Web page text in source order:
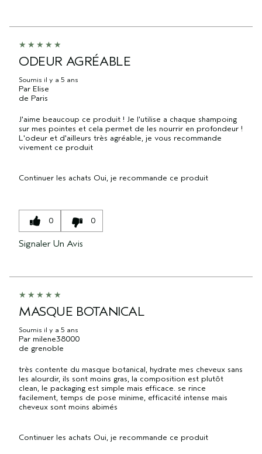
ODEUR AGRÉABLE
Soumis il y a 5 ans
Par Elise
de Paris
J'aime beaucoup ce produit ! Je l'utilise a chaque shampoing
sur mes pointes et cela permet de les nourrir en profondeur !
L'odeur et d'ailleurs très agréable, je vous recommande
vivement ce produit
Continuer les achats Oui, je recommande ce produit
0 0
Signaler Un Avis
MASQUE BOTANICAL
Soumis il y a 5 ans
Par milene38000
de grenoble
très contente du masque botanical, hydrate mes cheveux sans
les alourdir, ils sont moins gras, la composition est plutôt
clean, le packaging est simple mais efficace. se rince
facilement, temps de pose minime, efficacité intense mais
cheveux sont moins abimés
Continuer les achats Oui, je recommande ce produit